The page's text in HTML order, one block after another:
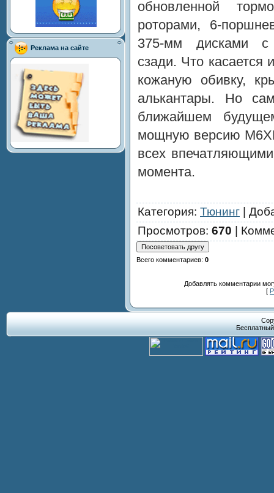
Реклама на сайте
обновленной
роторами, 6-
375-мм дисками с
сзади. Что касается
кожаную обивку,
алькантары. Но
ближайшем
мощную версию
всех
момента.
Категория: Тюнинг |
Просмотров: 670 |
Всего комментариев: 0
Добавлять комментарии
[